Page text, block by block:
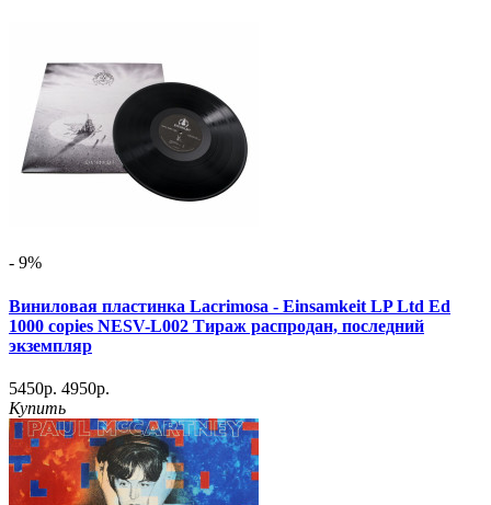
- 9%
Виниловая пластинка Lacrimosa - Einsamkeit LP Ltd Ed
1000 copies NESV-L002 Тираж распродан, последний
экземпляр
5450р. 4950р.
Купить